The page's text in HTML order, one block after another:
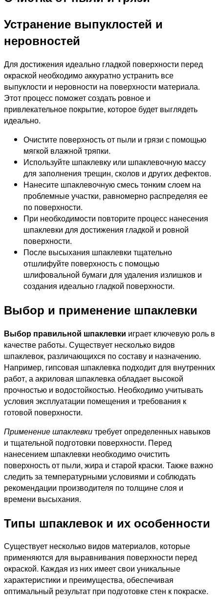
Устранение выпуклостей и
неровностей
Для достижения идеально гладкой поверхности перед
окраской необходимо аккуратно устранить все
выпуклости и неровности на поверхности материала.
Этот процесс поможет создать ровное и
привлекательное покрытие, которое будет выглядеть
идеально.
Очистите поверхность от пыли и грязи с помощью
мягкой влажной тряпки.
Используйте шпаклевку или шпаклевочную массу
для заполнения трещин, сколов и других дефектов.
Нанесите шпаклевочную смесь тонким слоем на
проблемные участки, равномерно распределяя ее
по поверхности.
При необходимости повторите процесс нанесения
шпаклевки для достижения гладкой и ровной
поверхности.
После высыхания шпаклевки тщательно
отшлифуйте поверхность с помощью
шлифовальной бумаги для удаления излишков и
создания идеально гладкой поверхности.
Выбор и применение шпаклевки
Выбор правильной шпаклевки играет ключевую роль в
качестве работы. Существует несколько видов
шпаклевок, различающихся по составу и назначению.
Например, гипсовая шпаклевка подходит для внутренних
работ, а акриловая шпаклевка обладает высокой
прочностью и водостойкостью. Необходимо учитывать
условия эксплуатации помещения и требования к
готовой поверхности.
Применение шпаклевкитребует определенных навыков
и тщательной подготовки поверхности. Перед
нанесением шпаклевки необходимо очистить
поверхность от пыли, жира и старой краски. Также важно
следить за температурными условиями и соблюдать
рекомендации производителя по толщине слоя и
времени высыхания.
Типы шпаклевок и их особенности
Существует несколько видов материалов, которые
применяются для выравнивания поверхности перед
окраской. Каждая из них имеет свои уникальные
характеристики и преимущества, обеспечивая
оптимальный результат при подготовке стен к покраске.